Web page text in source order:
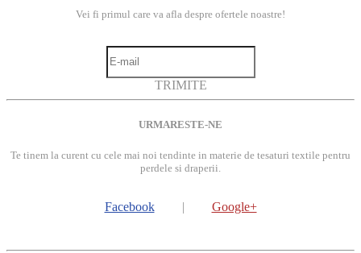
Vei fi primul care va afla despre ofertele noastre!
TRIMITE
URMARESTE-NE
Te tinem la curent cu cele mai noi tendinte in materie de tesaturi textile pentru
perdele si draperii.
Facebook | Google+